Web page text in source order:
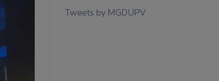
Tweets by MGDUPV